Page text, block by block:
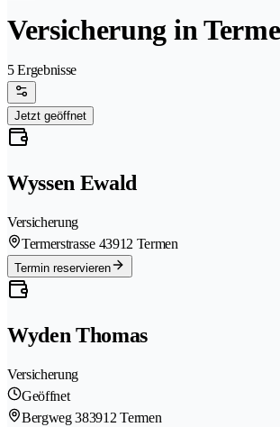
Versicherung in
5 Ergebnisse
Jetzt geöffnet
Wyssen Ewald
Versicherung
Termerstrasse 43912 Termen
Termin reservieren
Wyden Thomas
Versicherung
Geöffnet
Bergweg 383912 Termen